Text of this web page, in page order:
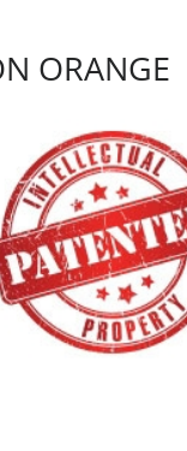
ORANGE